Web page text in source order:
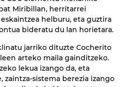
Miribillan, herritarrei
helburu, eta guztira
bideratu du lan horietara.
jarriko dituzte Cocherito
arteko maila gainditzeko.
lekua izango da, eta
zaintza-sistema berezia izango